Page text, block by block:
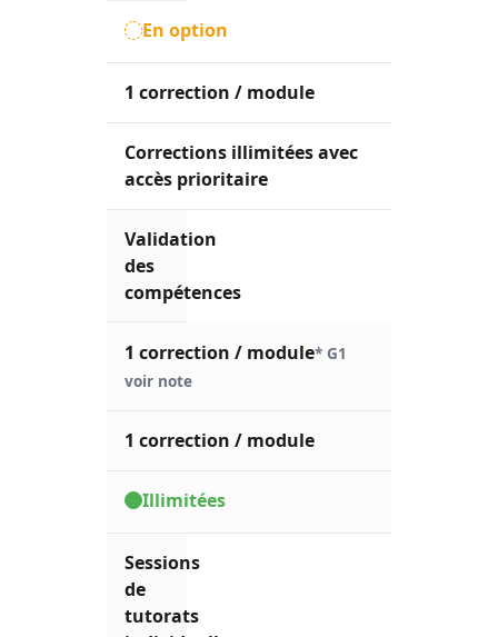
En option
1 correction / module
Corrections illimitées avec
accès prioritaire
Validation
des
compétences
1 correction / module* G1
voir note
1 correction / module
Illimitées
Sessions
de
tutorats